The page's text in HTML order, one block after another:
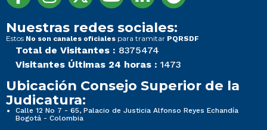
Nuestras redes sociales:
Estos No son canales oficiales para tramitar PQRSDF
Total de Visitantes : 8375474
Visitantes Últimas 24 horas : 1473
Ubicación Consejo Superior de la
Judicatura:
Calle 12 No 7 - 65, Palacio de Justicia Alfonso Reyes Echandía
Bogotá - Colombia